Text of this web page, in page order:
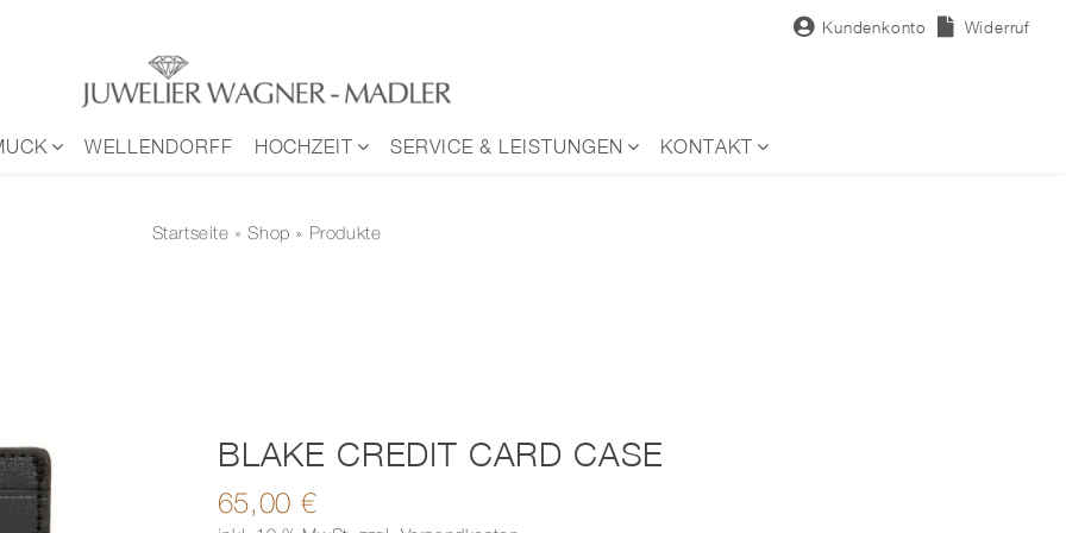
Kundenkonto Widerruf
WELLENDORFF HOCHZEIT SERVICE & LEISTUNGEN KONTAKT
Startseite »Shop » Produkte
BLAKE CREDIT CARD CASE
65,00 €